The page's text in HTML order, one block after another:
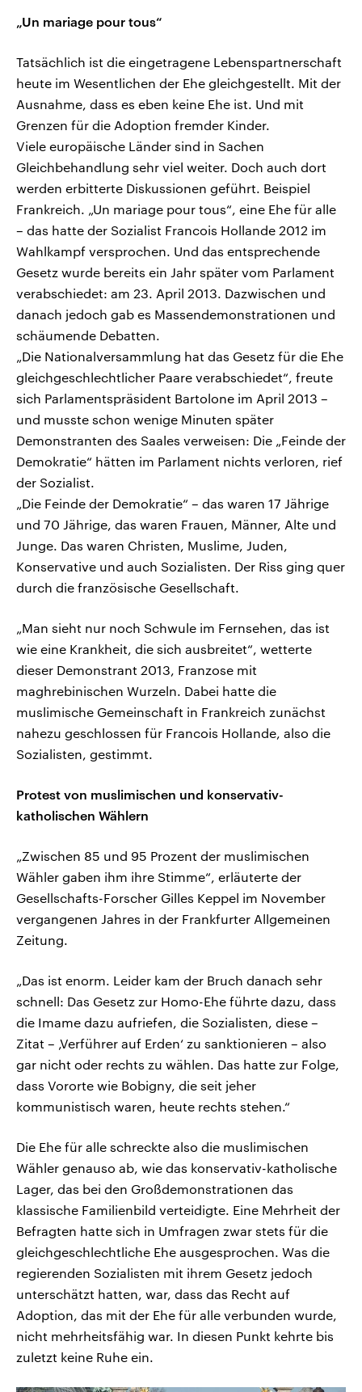
„Un mariage pour tous“
Tatsächlich ist die eingetragene Lebenspartnerschaft
heute im Wesentlichen der Ehe gleichgestellt. Mit der
Ausnahme, dass es eben keine Ehe ist. Und mit
Grenzen für die Adoption fremder Kinder.
Viele europäische Länder sind in Sachen
Gleichbehandlung sehr viel weiter. Doch auch dort
werden erbitterte Diskussionen geführt. Beispiel
Frankreich. „Un mariage pour tous“, eine Ehe für alle
– das hatte der Sozialist Francois Hollande 2012 im
Wahlkampf versprochen. Und das entsprechende
Gesetz wurde bereits ein Jahr später vom Parlament
verabschiedet: am 23. April 2013. Dazwischen und
danach jedoch gab es Massendemonstrationen und
schäumende Debatten.
„Die Nationalversammlung hat das Gesetz für die Ehe
gleichgeschlechtlicher Paare verabschiedet“, freute
sich Parlamentspräsident Bartolone im April 2013 –
und musste schon wenige Minuten später
Demonstranten des Saales verweisen: Die „Feinde der
Demokratie“ hätten im Parlament nichts verloren, rief
der Sozialist.
„Die Feinde der Demokratie“ – das waren 17 Jährige
und 70 Jährige, das waren Frauen, Männer, Alte und
Junge. Das waren Christen, Muslime, Juden,
Konservative und auch Sozialisten. Der Riss ging quer
durch die französische Gesellschaft.
„Man sieht nur noch Schwule im Fernsehen, das ist
wie eine Krankheit, die sich ausbreitet“, wetterte
dieser Demonstrant 2013, Franzose mit
maghrebinischen Wurzeln. Dabei hatte die
muslimische Gemeinschaft in Frankreich zunächst
nahezu geschlossen für Francois Hollande, also die
Sozialisten, gestimmt.
Protest von muslimischen und konservativ-
katholischen Wählern
„Zwischen 85 und 95 Prozent der muslimischen
Wähler gaben ihm ihre Stimme“, erläuterte der
Gesellschafts-Forscher Gilles Keppel im November
vergangenen Jahres in der Frankfurter Allgemeinen
Zeitung.
„Das ist enorm. Leider kam der Bruch danach sehr
schnell: Das Gesetz zur Homo-Ehe führte dazu, dass
die Imame dazu aufriefen, die Sozialisten, diese –
Zitat – ‚Verführer auf Erden‘ zu sanktionieren – also
gar nicht oder rechts zu wählen. Das hatte zur Folge,
dass Vororte wie Bobigny, die seit jeher
kommunistisch waren, heute rechts stehen.“
Die Ehe für alle schreckte also die muslimischen
Wähler genauso ab, wie das konservativ-katholische
Lager, das bei den Großdemonstrationen das
klassische Familienbild verteidigte. Eine Mehrheit der
Befragten hatte sich in Umfragen zwar stets für die
gleichgeschlechtliche Ehe ausgesprochen. Was die
regierenden Sozialisten mit ihrem Gesetz jedoch
unterschätzt hatten, war, dass das Recht auf
Adoption, das mit der Ehe für alle verbunden wurde,
nicht mehrheitsfähig war. In diesen Punkt kehrte bis
zuletzt keine Ruhe ein.